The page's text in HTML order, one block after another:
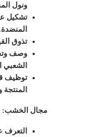
ونول
تشكيل
تذوق
وصف
الشعبي
توظيف
مجال الخشب:
التعرف